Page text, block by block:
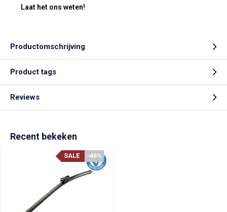
Laat het ons weten!
Productomschrijving
Product tags
Reviews
Recent bekeken
-46%
SALE